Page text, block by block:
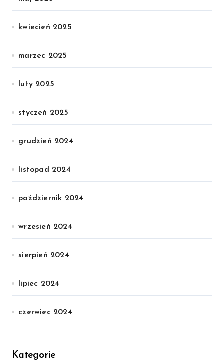
kwiecień 2025
marzec 2025
luty 2025
styczeń 2025
grudzień 2024
listopad 2024
październik 2024
wrzesień 2024
sierpień 2024
lipiec 2024
czerwiec 2024
Kategorie